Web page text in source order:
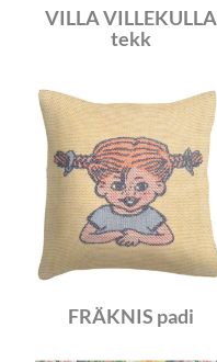
VILLA VILLEKULLA
tekk
FRÄKNIS padi